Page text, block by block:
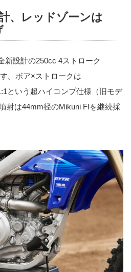
、レッドゾーンは
新設計の250cc 4ストローク
。ボア×ストロークは
という超ハイコンプ仕様（旧モデ
射は44mm径のMikuni FIを継続採